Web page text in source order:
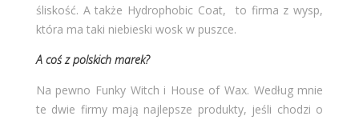
śliskość. A także Hydrophobic Coat, to firma z wysp,
która ma taki niebieski wosk w puszce.
A coś z polskich marek?
Na pewno Funky Witch i House of Wax. Według mnie
te dwie firmy mają najlepsze produkty, jeśli chodzi o